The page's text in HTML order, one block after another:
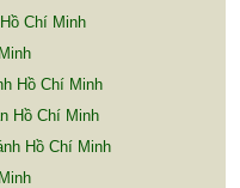
Chí Minh
Hồ Chí Minh
Hồ Chí Minh
Hồ Chí Minh